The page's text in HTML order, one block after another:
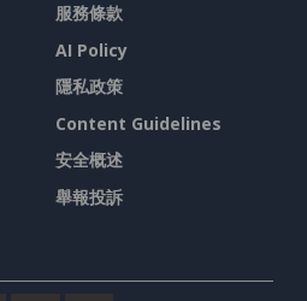
服務條款
AI Policy
隱私政策
Content Guidelines
安全概述
舉報投訴